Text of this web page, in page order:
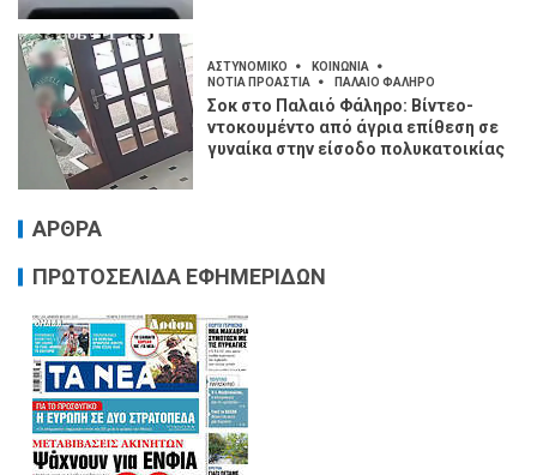
ΑΣΤΥΝΟΜΙΚΟ
ΚΟΙΝΩΝΙΑ
ΝΟΤΙΑ ΠΡΟΑΣΤΙΑ
ΠΑΛΑΙΟ ΦΑΛΗΡΟ
Σοκ στο Παλαιό Φάληρο: Βίντεο-
ντοκουμέντο από άγρια επίθεση σε
γυναίκα στην είσοδο πολυκατοικίας
ΑΡΘΡΑ
ΠΡΩΤΟΣΕΛΙΔΑ ΕΦΗΜΕΡΙΔΩΝ